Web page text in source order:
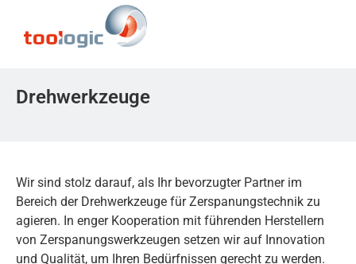
Drehwerkzeuge
Wir sind stolz darauf, als Ihr bevorzugter Partner im
Bereich der Drehwerkzeuge für Zerspanungstechnik zu
agieren. In enger Kooperation mit führenden Herstellern
von Zerspanungswerkzeugen setzen wir auf Innovation
und Qualität, um Ihren Bedürfnissen gerecht zu werden.